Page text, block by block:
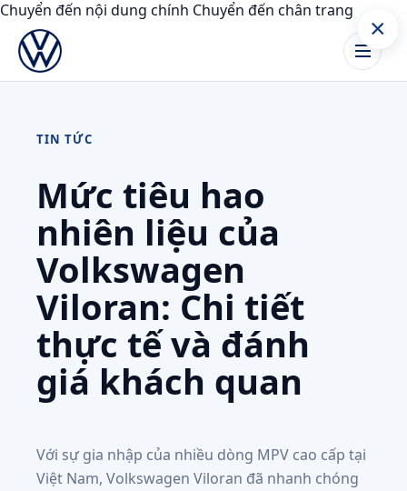
Chuyển đến nội dung chính Chuyển đến chân trang
TIN TỨC
Mức tiêu hao
nhiên liệu của
Volkswagen
Viloran: Chi tiết
thực tế và đánh
giá khách quan
Với sự gia nhập của nhiều dòng MPV cao cấp tại
Việt Nam, Volkswagen Viloran đã nhanh chóng
×